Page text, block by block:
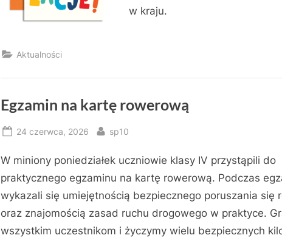
w kraju.
Aktualności
Egzamin na kartę rowerową
Posted
24 czerwca, 2026 By
sp10
W miniony poniedziałek uczniowie klasy IV przystąpili do
praktycznego egzaminu na kartę rowerową. Podczas
wykazali się umiejętnością bezpiecznego poruszania się
oraz znajomością zasad ruchu drogowego w praktyce.
wszystkim uczestnikom i życzymy wielu bezpiecznych